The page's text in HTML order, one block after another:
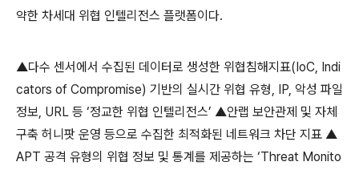
약한 차세대 위협 인텔리전스 플랫폼이다.
▲다수 센서에서 수집된 데이터로 생성한 위협침해지표(IoC, Indi
cators of Compromise) 기반의 실시간 위협 유형, IP, 악성 파일
정보, URL 등 ‘정교한 위협 인텔리전스’ ▲안랩 보안관제 및 자체
구축 허니팟 운영 등으로 수집한 최적화된 네트워크 차단 지표 ▲
APT 공격 유형의 위협 정보 및 통계를 제공하는 ‘Threat Monito